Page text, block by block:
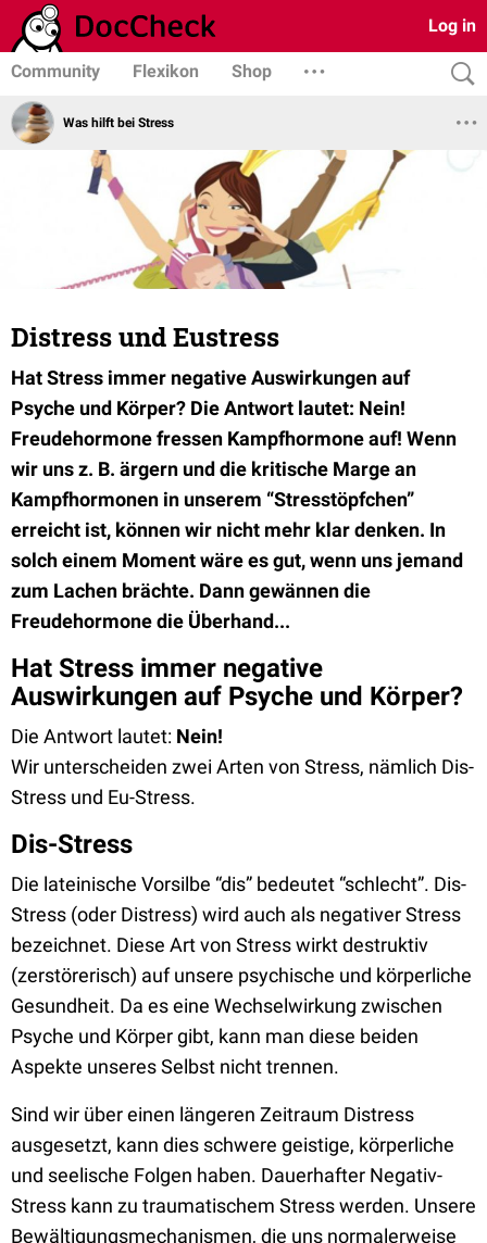
Log in
Community Flexikon Shop
Was hilft bei Stress
Distress und Eustress
Hat Stress immer negative Auswirkungen auf
Psyche und Körper? Die Antwort lautet: Nein!
Freudehormone fressen Kampfhormone auf! Wenn
wir uns z. B. ärgern und die kritische Marge an
Kampfhormonen in unserem “Stresstöpfchen”
erreicht ist, können wir nicht mehr klar denken. In
solch einem Moment wäre es gut, wenn uns jemand
zum Lachen brächte. Dann gewännen die
Freudehormone die Überhand...
Hat Stress immer negative
Auswirkungen auf Psyche und Körper?
Die Antwort lautet: Nein!
Wir unterscheiden zwei Arten von Stress, nämlich Dis-
Stress und Eu-Stress.
Dis-Stress
Die lateinische Vorsilbe “dis” bedeutet “schlecht”. Dis-
Stress (oder Distress) wird auch als negativer Stress
bezeichnet. Diese Art von Stress wirkt destruktiv
(zerstörerisch) auf unsere psychische und körperliche
Gesundheit. Da es eine Wechselwirkung zwischen
Psyche und Körper gibt, kann man diese beiden
Aspekte unseres Selbst nicht trennen.
Sind wir über einen längeren Zeitraum Distress
ausgesetzt, kann dies schwere geistige, körperliche
und seelische Folgen haben. Dauerhafter Negativ-
Stress kann zu traumatischem Stress werden. Unsere
Bewältigungsmechanismen, die uns normalerweise